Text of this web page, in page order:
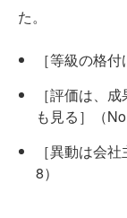
た。
［等級の格
［評価は、
も見る］（
［異動は会
8）